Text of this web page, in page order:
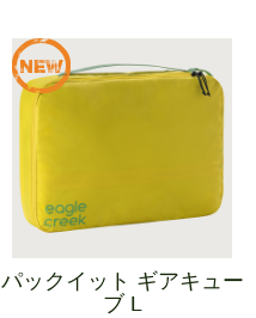
パックイット ギアキュー
ブ L